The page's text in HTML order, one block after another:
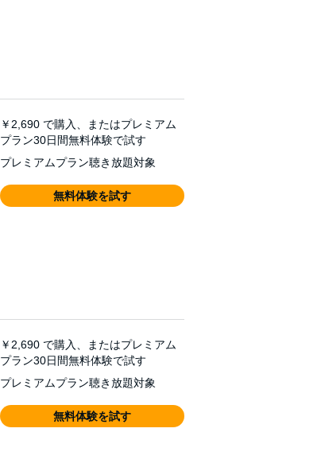
￥2,690 で購入、またはプレミアム
プラン30日間無料体験で試す
プレミアムプラン聴き放題対象
無料体験を試す
￥2,690 で購入、またはプレミアム
プラン30日間無料体験で試す
プレミアムプラン聴き放題対象
無料体験を試す